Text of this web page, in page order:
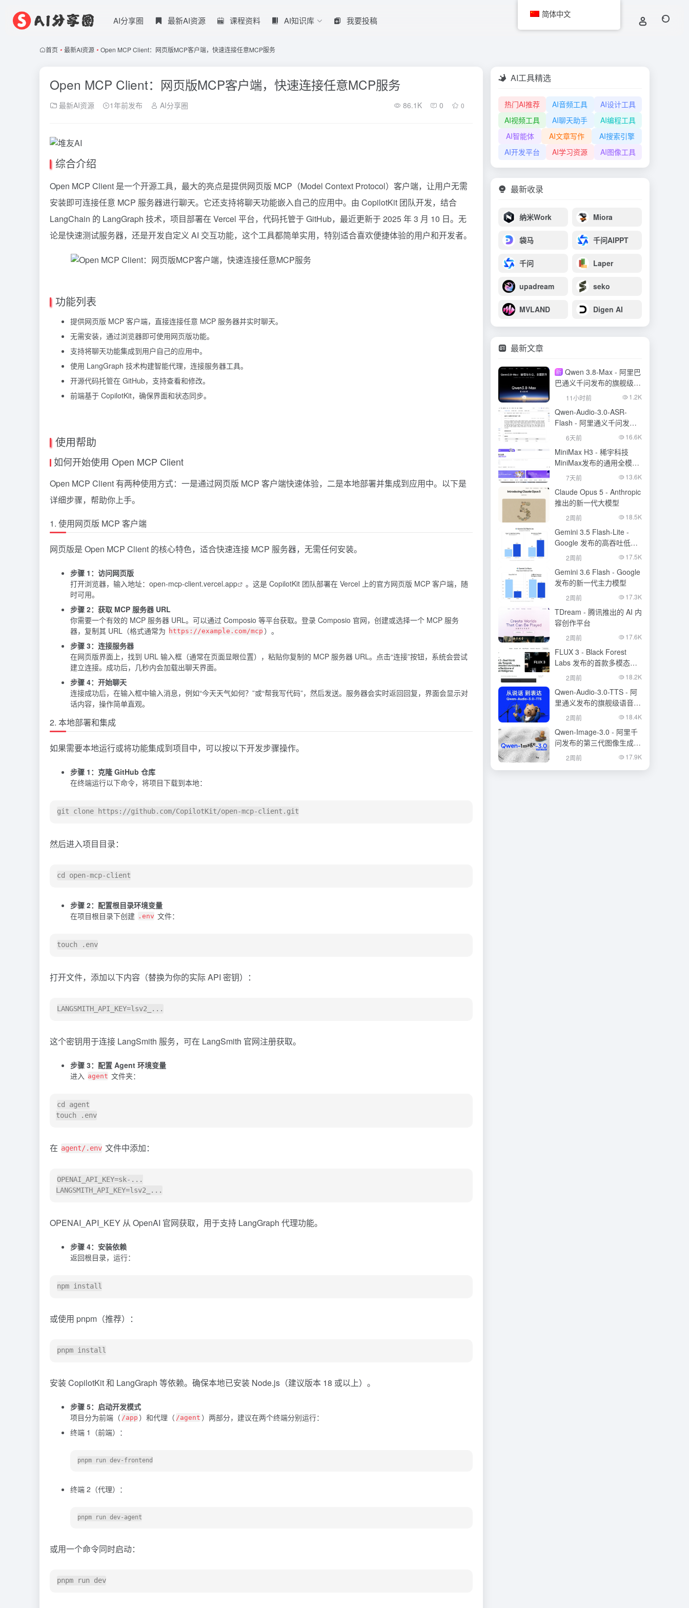
AI分享圈 最新AI资源 课程资料 AI知识库 我要投稿
首页 • 最新AI资源 • Open MCP Client：网页版MCP客户端，快速连接任意MCP服务
Open MCP Client：网页版MCP客户端，快速连接任意MCP服务
最新AI资源 1年前发布 AI分享圈 86.1K 0 0
综合介绍
Open MCP Client 是一个开源工具，最大的亮点是提供网页版 MCP（Model Context Protocol）客户端，让用户无需
安装即可连接任意 MCP 服务器进行聊天。它还支持将聊天功能嵌入自己的应用中。由 CopilotKit 团队开发，结合
LangChain 的 LangGraph 技术，项目部署在 Vercel 平台，代码托管于 GitHub，最近更新于 2025 年 3 月 10 日。无
论是快速测试服务器，还是开发自定义 AI 交互功能，这个工具都简单实用，特别适合喜欢便捷体验的用户和开发者。
功能列表
提供网页版 MCP 客户端，直接连接任意 MCP 服务器并实时聊天。
无需安装，通过浏览器即可使用网页版功能。
支持将聊天功能集成到用户自己的应用中。
使用 LangGraph 技术构建智能代理，连接服务器工具。
开源代码托管在 GitHub，支持查看和修改。
前端基于 CopilotKit，确保界面和状态同步。
使用帮助
如何开始使用 Open MCP Client
Open MCP Client 有两种使用方式：一是通过网页版 MCP 客户端快速体验，二是本地部署并集成到应用中。以下是
详细步骤，帮助你上手。
1. 使用网页版 MCP 客户端
网页版是 Open MCP Client 的核心特色，适合快速连接 MCP 服务器，无需任何安装。
步骤 1：访问网页版
打开浏览器，输入地址： open-mcp-client.vercel.app
。这是 CopilotKit 团队部署在 Vercel 上的官方网页版 MCP 客户端，随
时可用。
步骤 2：获取 MCP 服务器 URL
你需要一个有效的 MCP 服务器 URL。可以通过 Composio 等平台获取。登录 Composio 官网，创建或选择一个 MCP 服务
器，复制其 URL（格式通常为 https://example.com/mcp ）。
步骤 3：连接服务器
在网页版界面上，找到 URL 输入框（通常在页面显眼位置），粘贴你复制的 MCP 服务器 URL。点击“连接”按钮，系统会尝试
建立连接。成功后，几秒内会加载出聊天界面。
步骤 4：开始聊天
连接成功后，在输入框中输入消息，例如“今天天气如何？”或“帮我写代码”，然后发送。服务器会实时返回回复，界面会显示对
话内容，操作简单直观。
2. 本地部署和集成
如果需要本地运行或将功能集成到项目中，可以按以下开发步骤操作。
步骤 1：克隆 GitHub 仓库
在终端运行以下命令，将项目下载到本地：
然后进入项目目录：
步骤 2：配置根目录环境变量
在项目根目录下创建 .env 文件：
打开文件，添加以下内容（替换为你的实际 API 密钥）：
这个密钥用于连接 LangSmith 服务，可在 LangSmith 官网注册获取。
步骤 3：配置 Agent 环境变量
进入 agent 文件夹：
cd agent
在 agent/.env 文件中添加：
OPENAI_API_KEY=sk-...
OPENAI_API_KEY 从 OpenAI 官网获取，用于支持 LangGraph 代理功能。
步骤 4：安装依赖
返回根目录，运行：
或使用 pnpm（推荐）：
安装 CopilotKit 和 LangGraph 等依赖。确保本地已安装 Node.js（建议版本 18 或以上）。
步骤 5：启动开发模式
项目分为前端（ /app ）和代理（ /agent ）两部分，建议在两个终端分别运行：
终端 1（前端）：
终端 2（代理）：
或用一个命令同时启动：
AI工具精选
热门AI推荐 AI音频工具
AI设计工具
AI视频工具
AI聊天助手
AI编程工具
AI智能体
AI文章写作
AI搜索引擎
AI开发平台
AI学习资源 AI图像工具
最新收录
纳米Work Miora
袋马 千问AIPPT
千问 Laper
upadream seko
MVLAND Digen AI
最新文章
新 Qwen 3.8-Max - 阿里巴
巴通义千问发布的旗舰级大
模型11小时前 1.2K
Qwen-Audio-3.0-ASR-
Flash - 阿里通义千问发布
的语音识别大模型
6天前 16.6K
MiniMax H3 - 稀宇科技
MiniMax发布的通用全模态
生成模型
7天前 13.6K
Claude Opus 5 - Anthropic
推出的新一代大模型
2周前 18.5K
Gemini 3.5 Flash-Lite -
Google 发布的高吞吐低成
本模型
2周前 17.5K
Gemini 3.6 Flash - Google
发布的新一代主力模型
2周前 17.3K
TDream - 腾讯推出的 AI 内
容创作平台
2周前 17.6K
FLUX 3 - Black Forest
Labs 发布的首款多模态基
础模型
2周前 18.2K
Qwen-Audio-3.0-TTS - 阿
里通义发布的旗舰级语音合
成大模型
2周前 18.4K
Qwen-Image-3.0 - 阿里千
问发布的第三代图像生成基
础模型
2周前 17.9K
简体中文